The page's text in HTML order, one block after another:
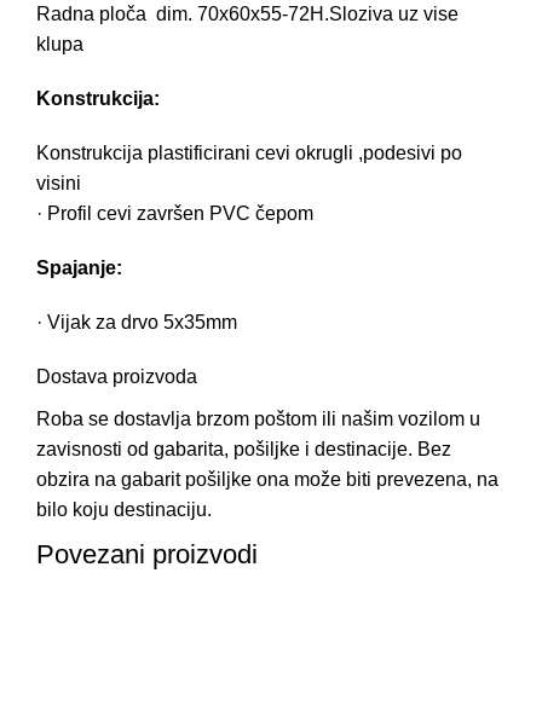
Radna ploča dim. 70x60x55-72H.Sloziva uz vise
klupa
Konstrukcija:
Konstrukcija plastificirani cevi okrugli ,podesivi po
visini
· Profil cevi završen PVC čepom
Spajanje:
· Vijak za drvo 5x35mm
Dostava proizvoda
Roba se dostavlja brzom poštom ili našim vozilom u
zavisnosti od gabarita, pošiljke i destinacije. Bez
obzira na gabarit pošiljke ona može biti prevezena, na
bilo koju destinaciju.
Povezani proizvodi